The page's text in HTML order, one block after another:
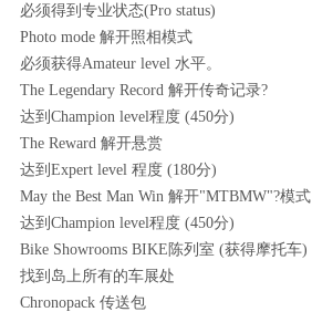
必须得到专业状态(Pro status)
Photo mode 解开照相模式
必须获得Amateur level 水平。
The Legendary Record 解开传奇记录?
达到Champion level程度 (450分)
The Reward 解开悬赏
达到Expert level 程度 (180分)
May the Best Man Win 解开"MTBMW"?模式
达到Champion level程度 (450分)
Bike Showrooms BIKE陈列室 (获得摩托车)
找到岛上所有的车展处
Chronopack 传送包